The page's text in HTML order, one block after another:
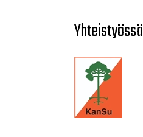
Yhteistyössä